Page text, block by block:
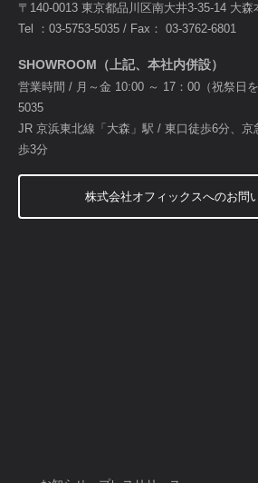
〒140-0013 東京都品川区南大井3-35-14 大森
Tel ： 03-5753-5035 / Fax： 03-3762-6801
SHOWROOM（上記、本社内併設）
営業時間 / 月～金 10:00 ～ 17：00（祝祭日
5035
JR 京浜東北線「大森」駅 / 東口徒歩6分、
歩3分
株式会社オフィックスへのお問